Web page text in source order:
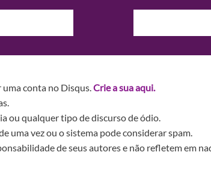
conta no Disqus.Crie a sua aqui.
ou qualquer tipo de discurso de ódio.
uma vez ou o sistema pode considerar spam.
de seus autores e não refletem em